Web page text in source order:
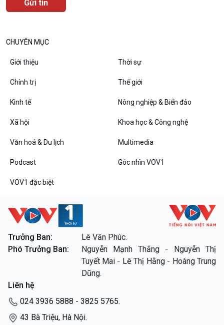
VOV1 đặc biệt
Chân dung cuộc sống
Các chương trình đặc biệt
CHUYÊN MỤC
Giới thiệu Thời sự
Chính trị Thế giới
Kinh tế Nông nghiệp & Biển đảo
Xã hội Khoa học & Công nghệ
Văn hoá & Du lịch Multimedia
Podcast Góc nhìn VOV1
VOV1 đặc biệt
Trưởng Ban:
Lê Văn Phúc.
Phó Trưởng Ban:
Nguyễn Mạnh Thắng - Nguyễn Thị
Tuyết Mai - Lê Thị Hằng - Hoàng Trung
Dũng.
Liên hệ
024 3936 5888 - 3825 5765.
43 Bà Triệu, Hà Nội.